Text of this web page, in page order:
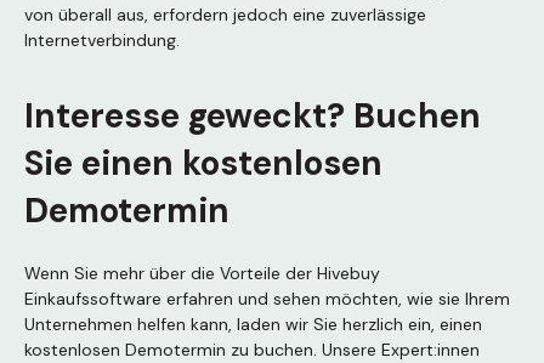
von überall aus, erfordern jedoch eine zuverlässige
Internetverbindung.
Interesse geweckt? Buchen
Sie einen kostenlosen
Demotermin
Wenn Sie mehr über die Vorteile der Hivebuy
Einkaufssoftware erfahren und sehen möchten, wie sie Ihrem
Unternehmen helfen kann, laden wir Sie herzlich ein, einen
kostenlosen Demotermin zu buchen. Unsere Expert:innen